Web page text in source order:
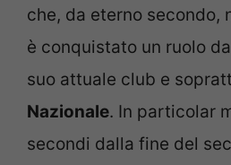
che, da eterno secondo,
è conquistato un ruolo
suo attuale club e
Nazionale. In particolar
secondi dalla fine del